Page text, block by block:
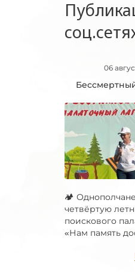
06
🏕
четвёртую
поискового
«Нам память